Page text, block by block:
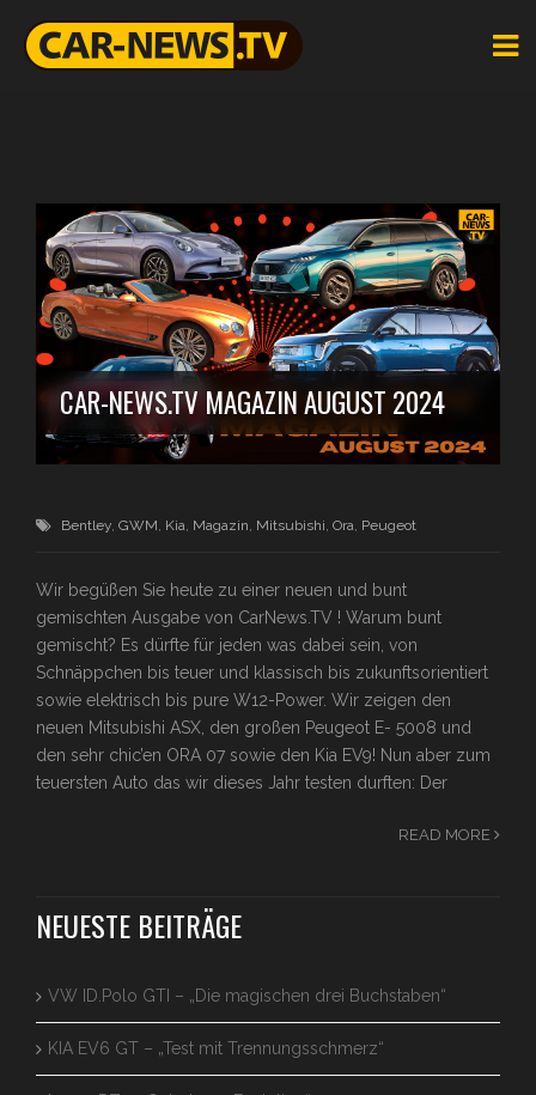
CAR-NEWS.TV MAGAZIN AUGUST 2024
Bentley, GWM, Kia, Magazin, Mitsubishi, Ora, Peugeot
Wir begüßen Sie heute zu einer neuen und bunt
gemischten Ausgabe von CarNews.TV ! Warum bunt
gemischt? Es dürfte für jeden was dabei sein, von
Schnäppchen bis teuer und klassisch bis zukunftsorientiert
sowie elektrisch bis pure W12-Power. Wir zeigen den
neuen Mitsubishi ASX, den großen Peugeot E- 5008 und
den sehr chic’en ORA 07 sowie den Kia EV9! Nun aber zum
teuersten Auto das wir dieses Jahr testen durften: Der
READ MORE
NEUESTE BEITRÄGE
VW ID.Polo GTI – „Die magischen drei Buchstaben“
KIA EV6 GT – „Test mit Trennungsschmerz“